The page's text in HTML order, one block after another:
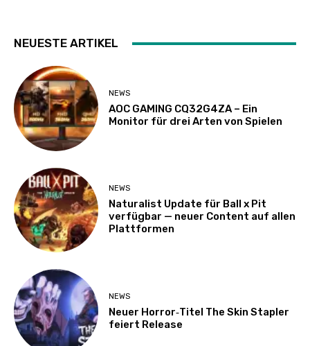
NEUESTE ARTIKEL
NEWS
AOC GAMING CQ32G4ZA – Ein
Monitor für drei Arten von Spielen
NEWS
Naturalist Update für Ball x Pit
verfügbar — neuer Content auf allen
Plattformen
NEWS
Neuer Horror‑Titel The Skin Stapler
feiert Release